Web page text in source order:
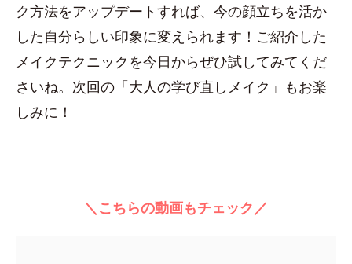
ク方法をアップデートすれば、今の顔立ちを活か
した自分らしい印象に変えられます！ご紹介した
メイクテクニックを今日からぜひ試してみてくだ
さいね。次回の「大人の学び直しメイク」もお楽
しみに！
＼こちらの動画もチェック／